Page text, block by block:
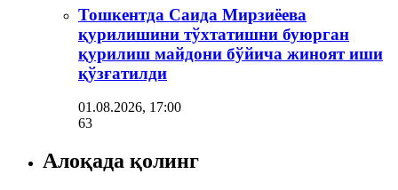
Тошкентда Саида Мирзиёева
қурилишини тўхтатишни буюрган
қурилиш майдони бўйича жиноят иши
қўзғатилди
01.08.2026, 17:00
63
Алоқада қолинг